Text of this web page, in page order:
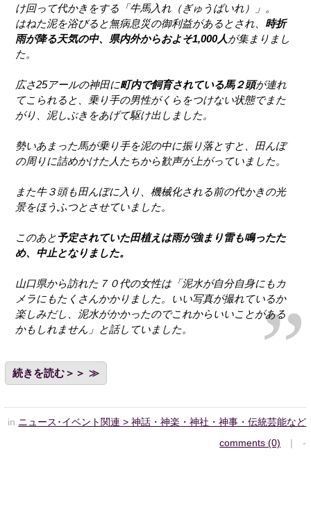
け回って代かきをする「牛馬入れ（ぎゅうばいれ）」。
はねた泥を浴びると無病息災の御利益があるとされ、 時折
雨が降る天気の中、県内外からおよそ1,000人 が集まりまし
た。
広さ25アールの神田に町内で飼育されている馬２頭が連れ
てこられると、乗り手の男性がくらをつけない状態でまた
がり、泥しぶきをあげて駆け出しました。
勢いあまった馬が乗り手を泥の中に振り落とすと、田んぼ
の周りに詰めかけた人たちから歓声が上がっていました。
また牛３頭も田んぼに入り、機械化される前の代かきの光
景をほうふつとさせていました。
このあと予定されていた田植えは雨が強まり雷も鳴ったた
め、中止となりました。
山口県から訪れた７０代の女性は「泥水が自分自身にもカ
メラにもたくさんかかりました。いい写真が撮れているか
楽しみだし、泥水がかかったのでこれからいいことがある
かもしれません」と話していました。
続きを読む＞＞
in ニュース･イベント関連 > 神話・神楽・神社・神事・伝統芸能など
comments (0) | -